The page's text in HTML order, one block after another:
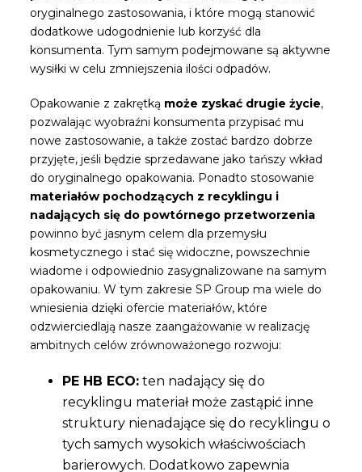
oryginalnego zastosowania, i które mogą stanowić
dodatkowe udogodnienie lub korzyść dla
konsumenta. Tym samym podejmowane są aktywne
wysiłki w celu zmniejszenia ilości odpadów.
Opakowanie z zakrętką może zyskać drugie życie,
pozwalając wyobraźni konsumenta przypisać mu
nowe zastosowanie, a także zostać bardzo dobrze
przyjęte, jeśli będzie sprzedawane jako tańszy wkład
do oryginalnego opakowania. Ponadto stosowanie
materiałów pochodzących z recyklingu i
nadających się do powtórnego przetworzenia
powinno być jasnym celem dla przemysłu
kosmetycznego i stać się widoczne, powszechnie
wiadome i odpowiednio zasygnalizowane na samym
opakowaniu. W tym zakresie SP Group ma wiele do
wniesienia dzięki ofercie materiałów, które
odzwierciedlają nasze zaangażowanie w realizację
ambitnych celów zrównoważonego rozwoju:
PE HB ECO: ten nadający się do
recyklingu materiał może zastąpić inne
struktury nienadające się do recyklingu o
tych samych wysokich właściwościach
barierowych. Dodatkowo zapewnia